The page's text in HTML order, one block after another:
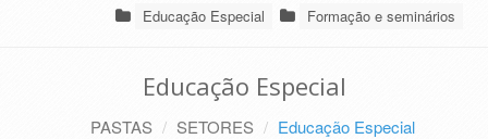
Educação Especial Formação e seminários
Educação Especial
PASTAS SETORES Educação Especial